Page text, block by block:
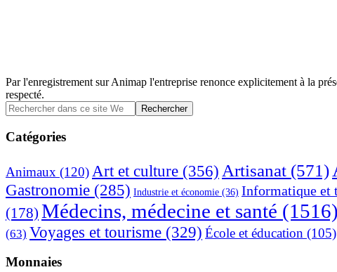
Par l'enregistrement sur Animap l'entreprise renonce explicitement à la
respecté.
Barre
latérale
principale
Rechercher
dans
ce
site
Catégories
Animaux (120) Art et culture (356) Artisanat (571)
Gastronomie (285) Industrie et économie (36) Informatique et
(178) Médecins, médecine et santé (1516)
(63) Voyages et tourisme (329) École et éducation (105)
Monnaies